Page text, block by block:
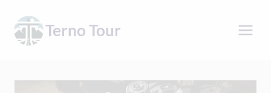
obsah
Terno Tour